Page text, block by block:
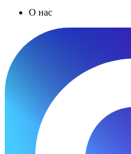
О нас